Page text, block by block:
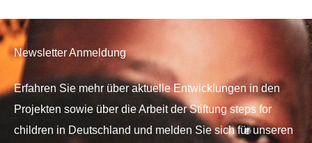
Newsletter Anmeldung
Erfahren Sie mehr über aktuelle Entwicklungen in den
Projekten sowie über die Arbeit der Stiftung steps for
children in Deutschland und melden Sie sich für unseren